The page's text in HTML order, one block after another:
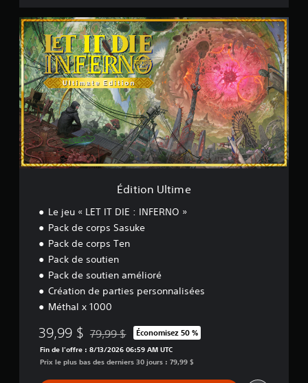
É
d
i
t
i
o
n
U
l
t
i
m
e
Édition Ultime
Le jeu « LET IT DIE : INFERNO »
Pack de corps Sasuke
Pack de corps Ten
Pack de soutien
Pack de soutien amélioré
Création de parties personnalisées
Méthal x 1000
39,99 $ Remise par rapport au prix d'origine de 79,99 $
79,99 $ Économisez 50 %
Fin de l’offre : 8/13/2026 06:59 AM UTC
Prix le plus bas des derniers 30 jours : 79,99 $
e
n
c
i
e
r
p
l
u
s
f
a
c
i
e
n
t
.
d
e
l
'
i
n
t
r
i
g
u
e
e
t
p
e
r
s
o
n
n
a
e
s
p
r
i
.
S
e
n
s
i
b
i
l
i
t
é
g
l
a
b
l
e
d
e
s
m
a
n